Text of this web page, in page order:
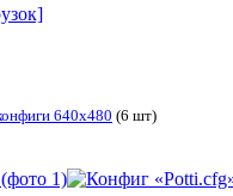
640x480 (6 шт)